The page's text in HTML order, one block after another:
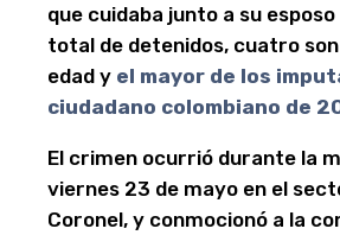
que cuidaba junto a su esposo
total de detenidos, cuatro
edad y el mayor de los
ciudadano colombiano de
El crimen ocurrió durante la
viernes 23 de mayo en el
Coronel, y conmocionó a la